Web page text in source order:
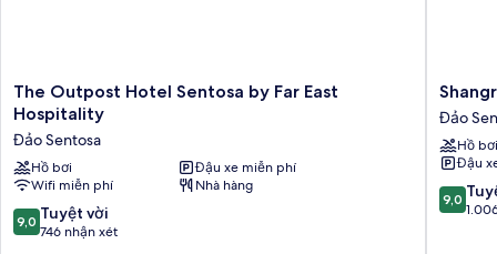
The
Outpost
Hotel
Sentosa
by
Far
East
Hospitality
The Outpost Hotel Sentosa by Far East
Hospitality
Đảo Sentosa
Hồ bơi
Đậu xe miễn phí
Wifi miễn phí
Nhà hàng
9.0
trên
9,0 Tuyệt vời
746 nhận xét
Shangri-
La
Rasa
Sentosa,
Đảo
Sentosa
Đảo
Hồ bơi
Đậu
9.0
trên
9,0